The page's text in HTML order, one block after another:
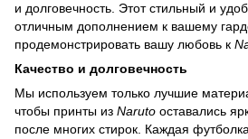
и долговечность. Этот стильный и
отличным дополнением к вашему
продемонстрировать вашу любовь к
Качество и долговечность
Мы используем только лучшие
чтобы принты из Naruto оставались
после многих стирок. Каждая